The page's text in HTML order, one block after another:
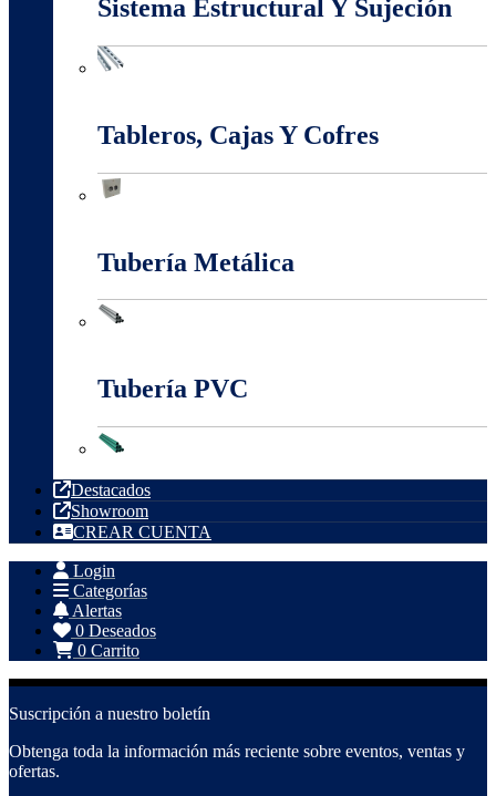
Sistema Estructural Y Sujeción
Tableros, Cajas Y Cofres
Tubería Metálica
Tubería PVC
Destacados
Showroom
CREAR CUENTA
Login
Categorías
Alertas
0 Deseados
0 Carrito
Suscripción a nuestro boletín
Obtenga toda la información más reciente sobre eventos, ventas y
ofertas.